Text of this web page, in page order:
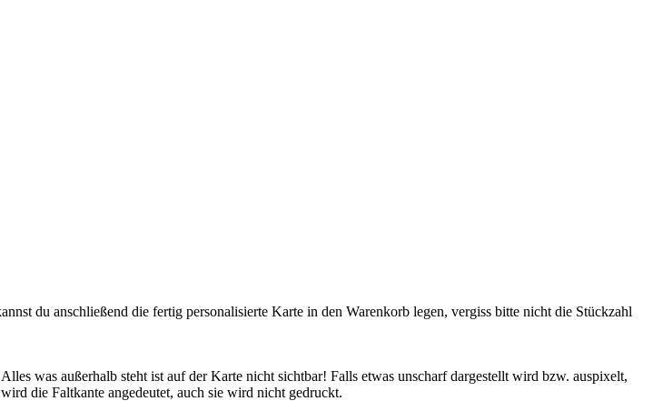
du anschließend die fertig personalisierte Karte in den Warenkorb legen, vergiss bitte nicht die Stückzahl
was außerhalb steht ist auf der Karte nicht sichtbar! Falls etwas unscharf dargestellt wird bzw. auspixelt,
die Faltkante angedeutet, auch sie wird nicht gedruckt.